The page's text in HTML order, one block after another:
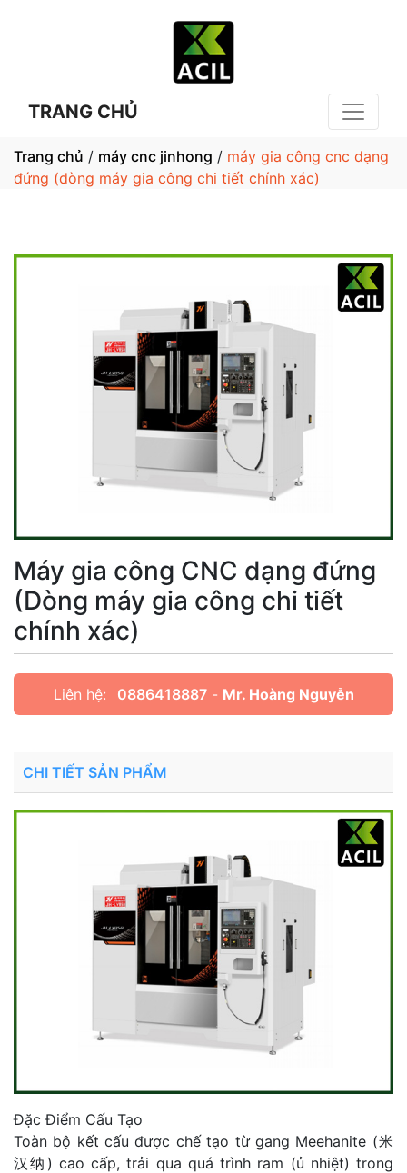
TRANG CHỦ
Trang chủ / máy cnc jinhong / máy gia công cnc dạng
đứng (dòng máy gia công chi tiết chính xác)
Máy gia công CNC dạng đứng
(Dòng máy gia công chi tiết
chính xác)
Liên hệ: 0886418887- Mr. Hoàng Nguyễn
CHI TIẾT SẢN PHẨM
Đặc Điểm Cấu Tạo
Toàn bộ kết cấu được chế tạo từ gang Meehanite (米
汉纳) cao cấp, trải qua quá trình ram (ủ nhiệt) trong